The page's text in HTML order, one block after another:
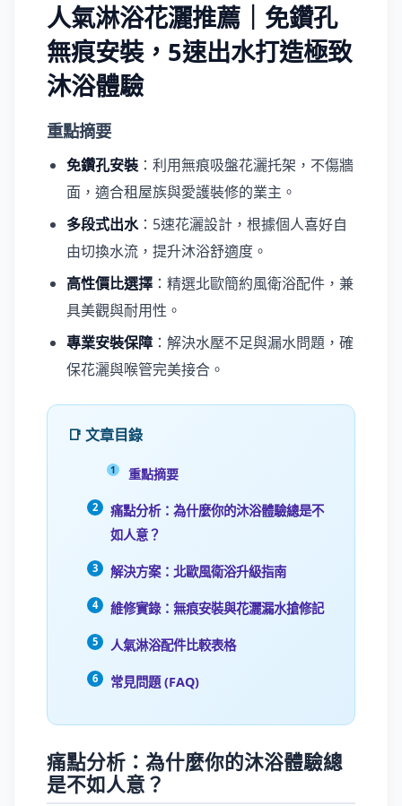
人氣淋浴花灑推薦｜免鑽孔
無痕安裝，5速出水打造極致
沐浴體驗
重點摘要
免鑽孔安裝 ：利用無痕吸盤花灑托架，不傷牆
面，適合租屋族與愛護裝修的業主。
多段式出水：5速花灑設計，根據個人喜好自
由切換水流，提升沐浴舒適度。
高性價比選擇 ：精選北歐簡約風衛浴配件，兼
具美觀與耐用性。
專業安裝保障 ：解決水壓不足與漏水問題，確
保花灑與喉管完美接合。
📑 文章目錄
重點摘要
痛點分析：為什麼你的沐浴體驗總是不
如人意？
解決方案：北歐風衛浴升級指南
維修實錄：無痕安裝與花灑漏水搶修記
人氣淋浴配件比較表格
常見問題 (FAQ)
痛點分析：為什麼你的沐浴體驗總
是不如人意？